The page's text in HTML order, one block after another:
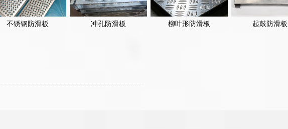
不锈钢防滑板 冲孔防滑板 柳叶形防滑板 起鼓防滑板